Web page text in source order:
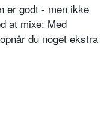
er godt - men ikke
at mixe: Med
du noget ekstra